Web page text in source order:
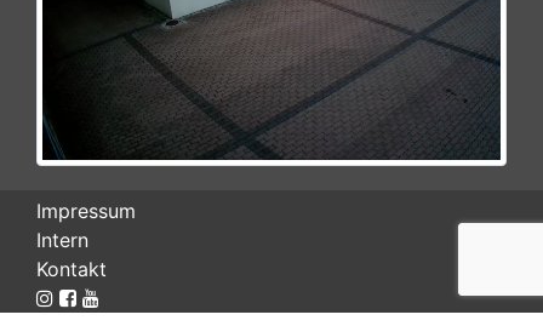
Impressum
Intern
Kontakt